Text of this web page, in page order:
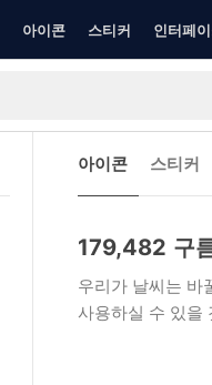
아이콘 스티커 인터페
아이콘 스티커
179,482 구
우리가 날씨는 바
사용하실 수 있을